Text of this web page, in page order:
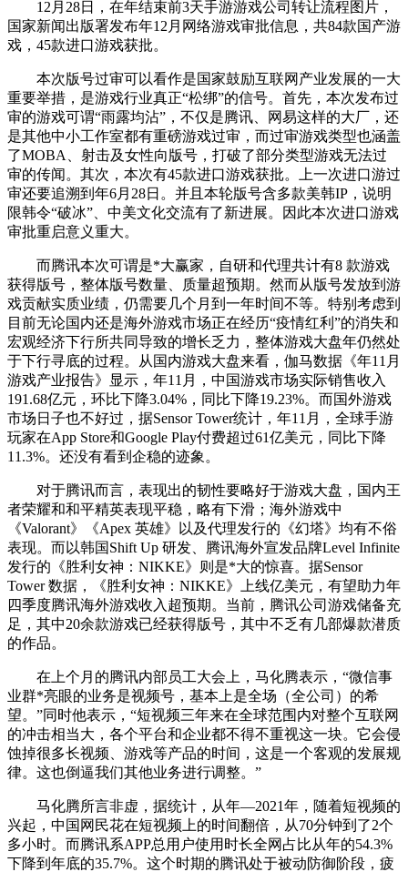
12月28日，在年结束前3天手游游戏公司转让流程图片，
国家新闻出版署发布年12月网络游戏审批信息，共84款国产游
戏，45款进口游戏获批。
本次版号过审可以看作是国家鼓励互联网产业发展的一大
重要举措，是游戏行业真正“松绑”的信号。首先，本次发布过
审的游戏可谓“雨露均沾”，不仅是腾讯、网易这样的大厂，还
是其他中小工作室都有重磅游戏过审，而过审游戏类型也涵盖
了MOBA、射击及女性向版号，打破了部分类型游戏无法过
审的传闻。其次，本次有45款进口游戏获批。上一次进口游过
审还要追溯到年6月28日。并且本轮版号含多款美韩IP，说明
限韩令“破冰”、中美文化交流有了新进展。因此本次进口游戏
审批重启意义重大。
而腾讯本次可谓是*大赢家，自研和代理共计有8 款游戏
获得版号，整体版号数量、质量超预期。然而从版号发放到游
戏贡献实质业绩，仍需要几个月到一年时间不等。特别考虑到
目前无论国内还是海外游戏市场正在经历“疫情红利”的消失和
宏观经济下行所共同导致的增长乏力，整体游戏大盘年仍然处
于下行寻底的过程。从国内游戏大盘来看，伽马数据《年11月
游戏产业报告》显示，年11月，中国游戏市场实际销售收入
191.68亿元，环比下降3.04%，同比下降19.23%。而国外游戏
市场日子也不好过，据Sensor Tower统计，年11月，全球手游
玩家在App Store和Google Play付费超过61亿美元，同比下降
11.3%。还没有看到企稳的迹象。
对于腾讯而言，表现出的韧性要略好于游戏大盘，国内王
者荣耀和和平精英表现平稳，略有下滑；海外游戏中
《Valorant》《Apex 英雄》以及代理发行的《幻塔》均有不俗
表现。而以韩国Shift Up 研发、腾讯海外宣发品牌Level Infinite
发行的《胜利女神：NIKKE》则是*大的惊喜。据Sensor
Tower 数据，《胜利女神：NIKKE》上线亿美元，有望助力年
四季度腾讯海外游戏收入超预期。当前，腾讯公司游戏储备充
足，其中20余款游戏已经获得版号，其中不乏有几部爆款潜质
的作品。
在上个月的腾讯内部员工大会上，马化腾表示，“微信事
业群*亮眼的业务是视频号，基本上是全场（全公司）的希
望。”同时他表示，“短视频三年来在全球范围内对整个互联网
的冲击相当大，各个平台和企业都不得不重视这一块。它会侵
蚀掉很多长视频、游戏等产品的时间，这是一个客观的发展规
律。这也倒逼我们其他业务进行调整。”
马化腾所言非虚，据统计，从年—2021年，随着短视频的
兴起，中国网民花在短视频上的时间翻倍，从70分钟到了2个
多小时。而腾讯系APP总用户使用时长全网占比从年的54.3%
下降到年底的35.7%。这个时期的腾讯处于被动防御阶段，疲